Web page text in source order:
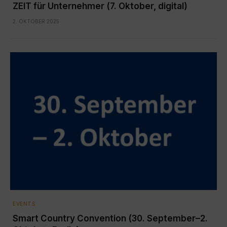
ZEIT für Unternehmer (7. Oktober, digital)
2. OKTOBER 2025
EVENTS
Smart Country Convention (30. September–2.